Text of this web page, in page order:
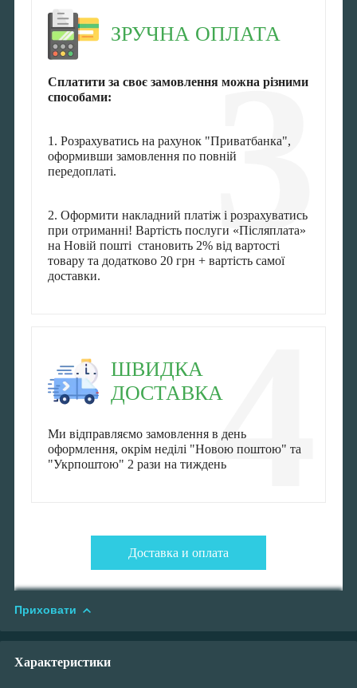
3
ЗРУЧНА ОПЛАТА
Сплатити за своє замовлення можна різними
способами:
1. Розрахуватись на рахунок "Приватбанка",
оформивши замовлення по повній
передоплаті.
2. Оформити накладний платіж і розрахуватись
при отриманні! Вартість послуги «Післяплата»
на Новій пошті становить 2% від вартості
товару та додатково 20 грн + вартість самої
доставки.
4
ШВИДКА
ДОСТАВКА
Ми відправляємо замовлення в день
оформлення, окрім неділі "Новою поштою" та
"Укрпоштою" 2 рази на тиждень
Доставка и оплата
Приховати
Характеристики